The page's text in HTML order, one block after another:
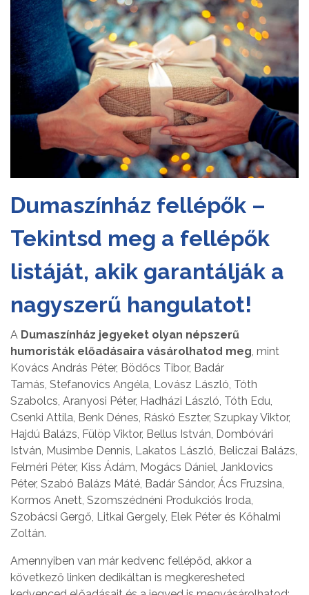
Dumaszínház fellépők –
Tekintsd meg a fellépők
listáját, akik garantálják a
nagyszerű hangulatot!
A Dumaszínház jegyeket olyan népszerű
humoristák előadásaira vásárolhatod meg, mint
Kovács András Péter, Bödőcs Tibor, Badár
Tamás, Stefanovics Angéla, Lovász László, Tóth
Szabolcs, Aranyosi Péter, Hadházi László, Tóth Edu,
Csenki Attila, Benk Dénes, Ráskó Eszter, Szupkay Viktor,
Hajdú Balázs, Fülöp Viktor, Bellus István, Dombóvári
István, Musimbe Dennis, Lakatos László, Beliczai Balázs,
Felméri Péter, Kiss Ádám, Mogács Dániel, Janklovics
Péter, Szabó Balázs Máté, Badár Sándor, Ács Fruzsina,
Kormos Anett, Szomszédnéni Produkciós Iroda,
Szobácsi Gergő, Litkai Gergely, Elek Péter és Kőhalmi
Zoltán.
Amennyiben van már kedvenc fellépőd, akkor a
következő linken dedikáltan is megkeresheted